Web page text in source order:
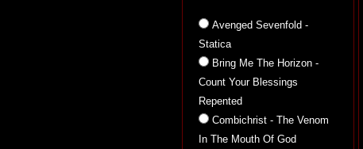
Avenged Sevenfold -
Statica
Bring Me The Horizon -
Count Your Blessings
Repented
Combichrist - The Venom
In The Mouth Of God